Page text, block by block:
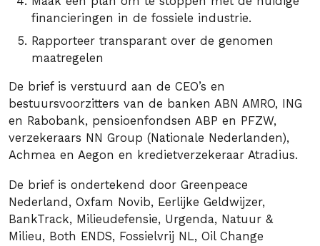
financieringen in de fossiele industrie.
Rapporteer transparant over de genomen
maatregelen
De brief is verstuurd aan de CEO’s en
bestuursvoorzitters van de banken ABN AMRO, ING
en Rabobank, pensioenfondsen ABP en PFZW,
verzekeraars NN Group (Nationale Nederlanden),
Achmea en Aegon en kredietverzekeraar Atradius.
De brief is ondertekend door Greenpeace
Nederland, Oxfam Novib, Eerlijke Geldwijzer,
BankTrack, Milieudefensie, Urgenda, Natuur &
Milieu, Both ENDS, Fossielvrij NL, Oil Change